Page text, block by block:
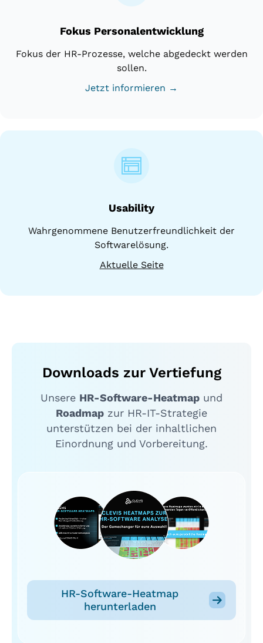
Fokus Personalentwicklung
Fokus der HR-Prozesse, welche abgedeckt werden
sollen.
Jetzt informieren →
Usability
Wahrgenommene Benutzerfreundlichkeit der
Softwarelösung.
Aktuelle Seite
Downloads zur Vertiefung
Unsere HR-Software-Heatmap und
Roadmap zur HR-IT-Strategie
unterstützen bei der inhaltlichen
Einordnung und Vorbereitung.
HR-Software-Heatmap
herunterladen